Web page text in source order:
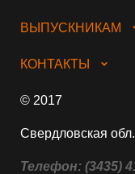
ВЫПУСКНИКАМ
КОНТАКТЫ
© 2017
Свердловская
Телефон: (3435)